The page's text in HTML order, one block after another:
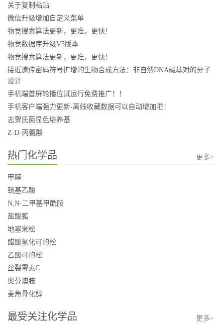
关于复制粘贴
微信升级增加自定义菜单
物竞搜索算法更新，更准，更快！
物竞数据库升级V5版本
物竞搜索算法更新，更准，更快！
接近遗传密码符号扩增的生物合成方法：非自然DNA碱基对的分子
设计
手机端首屏轮播位试运行免费推广！！
手机客户端强力更新-离线收藏数据可以自动增加啦！
志贺氏菌显色培养基
Z-D-丙氨酸
热门化学品 更多>
甲醛
巯基乙酸
N,N-二甲基甲酰胺
盐酸胍
地塞米松
醋酸氢化可的松
乙酸可的松
丝裂霉素C
奥芬澳胺
麦角骨化醇
最受关注化学品 更多>